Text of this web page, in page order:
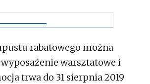
rabatowego można
warsztatowe i
trwa do 31 sierpnia 2019